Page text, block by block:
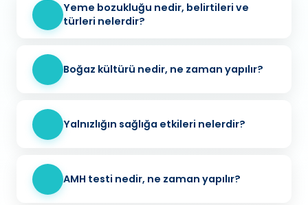
Yeme bozukluğu nedir, belirtileri ve
türleri nelerdir?
Boğaz kültürü nedir, ne zaman yapılır?
Yalnızlığın sağlığa etkileri nelerdir?
AMH testi nedir, ne zaman yapılır?